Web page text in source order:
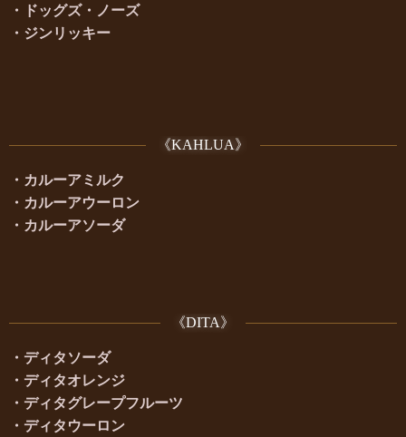
・ドッグズ・ノーズ
・ジンリッキー
《KAHLUA》
・カルーアミルク
・カルーアウーロン
・カルーアソーダ
《DITA》
・ディタソーダ
・ディタオレンジ
・ディタグレープフルーツ
・ディタウーロン